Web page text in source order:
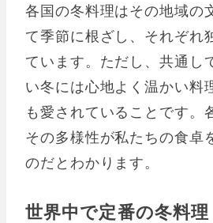
各国の冬料理はその地域の
て季節に根ざし、それぞれ
ています。ただし、共通し
い冬には心地よく温かい料
も愛されていることです。
その多様性が私たちの食卓
のだとわかります。
世界中で定番の冬料理